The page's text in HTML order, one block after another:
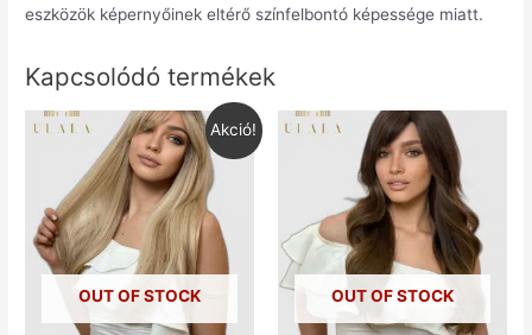
eszközök képernyőinek eltérő színfelbontó képessége miatt.
Kapcsolódó termékek
Akció!
OUT OF STOCK OUT OF STOCK